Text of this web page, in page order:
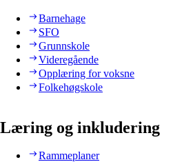
Barnehage
SFO
Grunnskole
Videregående
Opplæring for voksne
Folkehøgskole
Læring og inkludering
Rammeplaner